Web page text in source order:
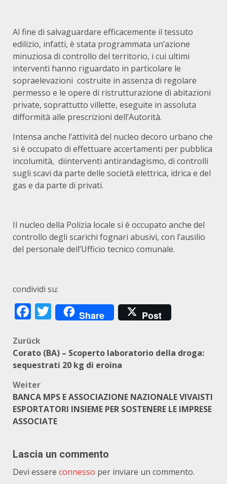
Al fine di salvaguardare efficacemente il tessuto
edilizio, infatti, è stata programmata un’azione
minuziosa di controllo del territorio, i cui ultimi
interventi hanno riguardato in particolare le
sopraelevazioni costruite in assenza di regolare
permesso e le opere di ristrutturazione di abitazioni
private, soprattutto villette, eseguite in assoluta
difformità alle prescrizioni dell’Autorità.
Intensa anche l’attività del nucleo decoro urbano che
si è occupato di effettuare accertamenti per pubblica
incolumità, diinterventi antirandagismo, di controlli
sugli scavi da parte delle società elettrica, idrica e del
gas e da parte di privati.
Il nucleo della Polizia locale si è occupato anche del
controllo degli scarichi fognari abusivi, con l’ausilio
del personale dell’Ufficio tecnico comunale.
condividi su:
Facebook
Twitter
Share Post
Beitragsnavigation
Zurück
Corato (BA) – Scoperto laboratorio della droga:
sequestrati 20 kg di eroina
Weiter
BANCA MPS E ASSOCIAZIONE NAZIONALE VIVAISTI
ESPORTATORI INSIEME PER SOSTENERE LE IMPRESE
ASSOCIATE
Lascia un commento
Devi essere connesso per inviare un commento.